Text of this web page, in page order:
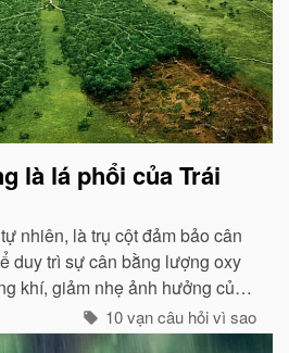
là lá phổi của Trái
nhiên, là trụ cột đảm bảo cân
duy trì sự cân bằng lượng oxy
khí, giảm nhẹ ảnh hưởng của
nên ô nhiễm, làm trong sạch
10 vạn câu hỏi vì sao